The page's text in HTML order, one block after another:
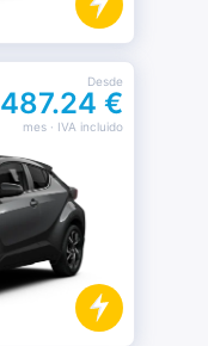
Desde
487.24 €
mes· IVA incluido